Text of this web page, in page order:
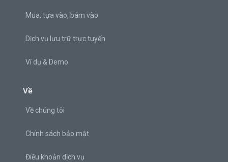
Mua, tựa vào, bám vào
Dịch vụ lưu trữ trực tuyến
Ví dụ & Demo
Về
Về chúng tôi
Chính sách bảo mật
Điều khoản dịch vụ